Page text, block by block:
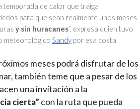
temporada de calor que traiga
para que sean realmente unos meses
y sin huracanes”, expresa quien tuvo
meteorológico Sandy por esa costa
meses podrá disfrutar de los
también teme que a pesar de los
una invitación a la
cierta” con la ruta que pueda